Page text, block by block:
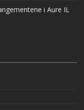
i Aure IL